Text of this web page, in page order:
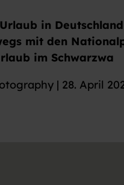
in
mit den
im Schwarzwa
| 28. April